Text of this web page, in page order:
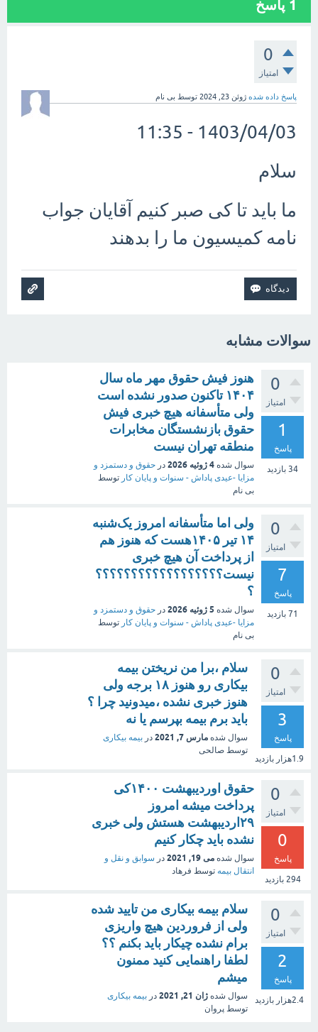
1 پاسخ
0
امتیاز
پاسخ داده شده ژوئن 23, 2024 توسط بی نام
1403/04/03 - 11:35
سلام
ما باید تا کی صبر کنیم آقایان جواب
نامه کمیسیون ما را بدهند
سوالات مشابه
0
امتیاز
1
پاسخ
34 بازدید
هنوز فیش حقوق مهر ماه سال
۱۴۰۴ تاکنون صدور نشده است
ولی متأسفانه هیچ خبری فیش
حقوق بازنشستگان مخابرات
منطقه تهران نیست
سوال شده 4 ژوئیه 2026 در حقوق و دستمزد و
مزایا -عیدی پاداش - سنوات و پایان کار توسط
بی نام
0
امتیاز
7
پاسخ
71 بازدید
ولی اما متأسفانه امروز یک‌شنبه
۱۴ تیر ۱۴۰۵هست که هنوز هم
از پرداخت آن هیچ خبری
نیست؟؟؟؟؟؟؟؟؟؟؟؟؟؟؟؟؟؟
؟
سوال شده 5 ژوئیه 2026 در حقوق و دستمزد و
مزایا -عیدی پاداش - سنوات و پایان کار توسط
بی نام
0
امتیاز
3
پاسخ
1.9هزار بازدید
سلام ،برا من نریختن بیمه
بیکاری رو هنوز ۱۸ برجه ولی
هنوز خبری نشده ،میدونید چرا ؟
باید برم بیمه بپرسم یا نه
سوال شده مارس 7, 2021 در بیمه بیکاری
توسط صالحی
0
امتیاز
0
پاسخ
294 بازدید
حقوق اوردیبهشت ۱۴۰۰کی
پرداخت میشه امروز
۲۹اردیبهشت هستش ولی خبری
نشده باید چکار کنیم
سوال شده می 19, 2021 در سوابق و نقل و
انتقال بیمه‌ توسط فرهاد
0
امتیاز
2
پاسخ
2.4هزار بازدید
سلام بیمه بیکاری من تایید شده
ولی از فروردین هیچ واریزی
برام نشده چیکار باید بکنم ؟؟
لطفا راهنمایی کنید ممنون
میشم
سوال شده ژان 21, 2021 در بیمه بیکاری
توسط پروان